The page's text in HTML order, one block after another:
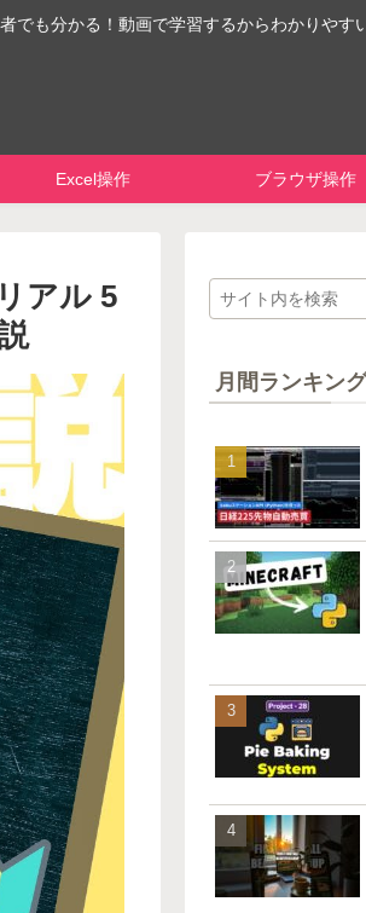
でも分かる！動画で学習するからわかりやす
Excel操作 ブラウザ操作
アル 5
月間ランキング